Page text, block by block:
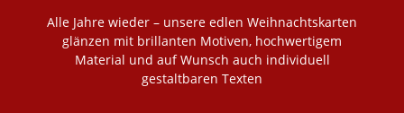
Alle Jahre wieder – unsere edlen Weihnachtskarten
glänzen mit brillanten Motiven, hochwertigem
Material und auf Wunsch auch individuell
gestaltbaren Texten